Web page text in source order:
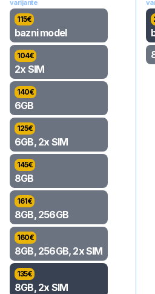
varijante
115€
bazni model
104€
2x SIM
140€
6GB
125€
6GB, 2x SIM
145€
8GB
161€
8GB, 256GB
160€
8GB, 256GB, 2x SIM
135€
8GB, 2x SIM